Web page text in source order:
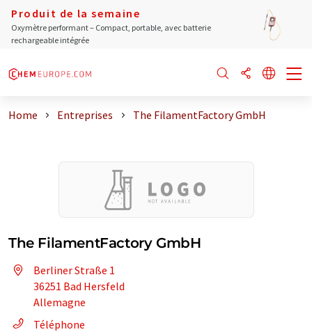
Produit de la semaine
Oxymètre performant – Compact, portable, avec batterie
rechargeable intégrée
Home Entreprises The FilamentFactory GmbH
The FilamentFactory GmbH
Berliner Straße 1
36251 Bad Hersfeld
Allemagne
Téléphone